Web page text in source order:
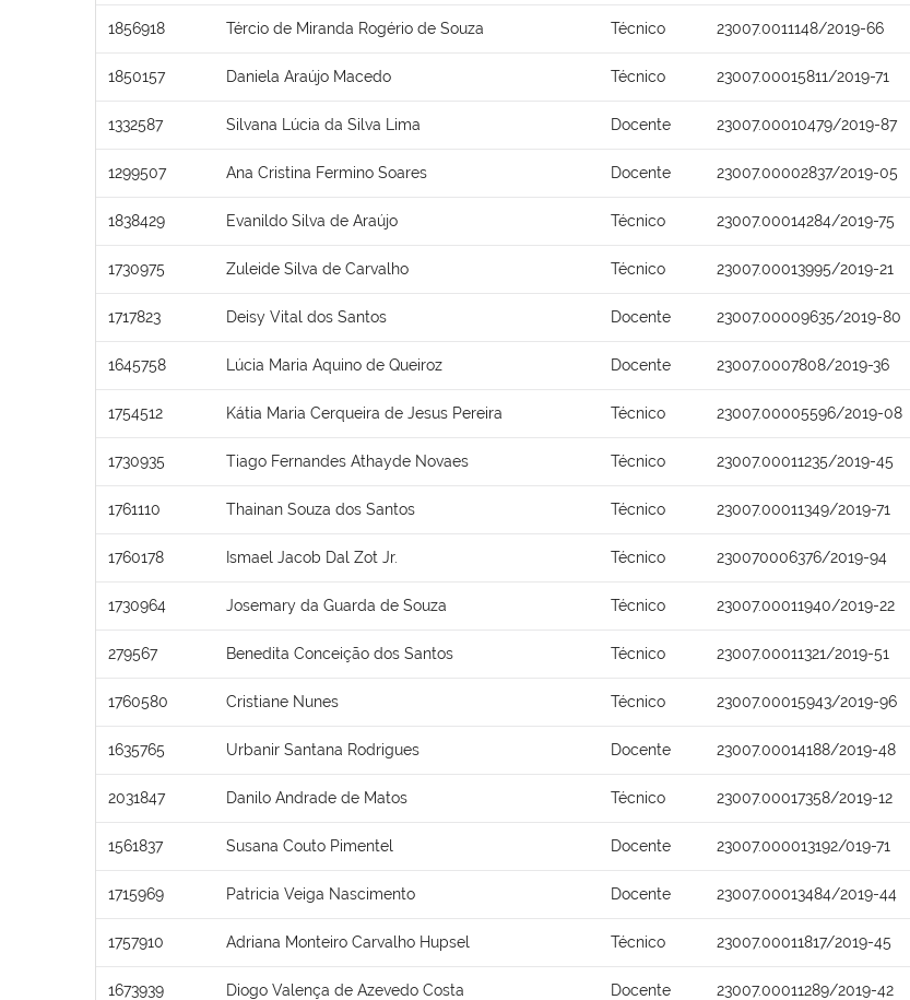
1856918 Tércio de Miranda Rogério de Souza Técnico 23007.0011148/2019-66
1850157 Daniela Araújo Macedo Técnico 23007.00015811/2019-71
1332587 Silvana Lúcia da Silva Lima Docente 23007.00010479/2019-87
1299507 Ana Cristina Fermino Soares Docente 23007.00002837/2019-05
1838429 Evanildo Silva de Araújo Técnico 23007.00014284/2019-75
1730975 Zuleide Silva de Carvalho Técnico 23007.00013995/2019-21
1717823 Deisy Vital dos Santos Docente 23007.00009635/2019-80
1645758 Lúcia Maria Aquino de Queiroz Docente 23007.0007808/2019-36
1754512 Kátia Maria Cerqueira de Jesus Pereira Técnico 23007.00005596/2019-08
1730935 Tiago Fernandes Athayde Novaes Técnico 23007.00011235/2019-45
1761110 Thainan Souza dos Santos Técnico 23007.00011349/2019-71
1760178 Ismael Jacob Dal Zot Jr. Técnico 230070006376/2019-94
1730964 Josemary da Guarda de Souza Técnico 23007.00011940/2019-22
279567 Benedita Conceição dos Santos Técnico 23007.00011321/2019-51
1760580 Cristiane Nunes Técnico 23007.00015943/2019-96
1635765 Urbanir Santana Rodrigues Docente 23007.00014188/2019-48
2031847 Danilo Andrade de Matos Técnico 23007.00017358/2019-12
1561837 Susana Couto Pimentel Docente 23007.000013192/019-71
1715969 Patricia Veiga Nascimento Docente 23007.00013484/2019-44
1757910 Adriana Monteiro Carvalho Hupsel Técnico 23007.00011817/2019-45
1673939 Diogo Valença de Azevedo Costa Docente 23007.00011289/2019-42